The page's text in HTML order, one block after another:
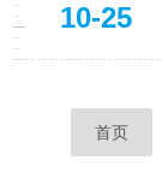
10-25
首页